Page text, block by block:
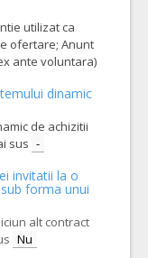
utilizat ca
ofertare; Anunt
ante voluntara)
dinamic
de achizitii
sus -
invitatii la o
forma unui
alt contract
Nu